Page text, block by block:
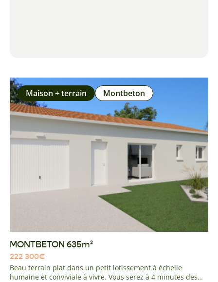
Maison + terrain Montbeton
MONTBETON 635m²
222 300€
Beau terrain plat dans un petit lotissement à échelle
humaine et conviviale à vivre. Vous serez à 4 minutes des